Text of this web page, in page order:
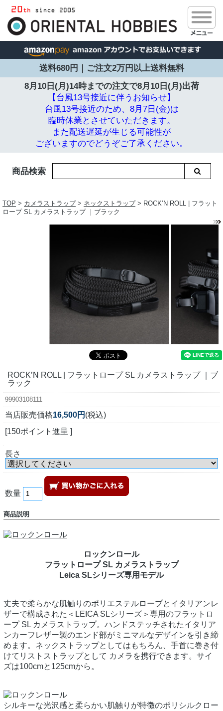
送料680円｜ご注文2万円以上送料無料
8月10日(月)14時までの注文で8月10日(月)出荷
【台風13号接近に伴うお知らせ】
台風13号接近のため、8月7日(金)は
臨時休業とさせていただきます。
また配送遅延が生じる可能性が
ございますのでどうぞご了承ください。
商品検索
TOP > カメラストラップ> ネックストラップ> ROCK’N ROLL | フラット
ロープ SL カメラストラップ ｜ブラック
ROCK’N ROLL | フラットロープ SL カメラストラップ ｜ブ
ラック
99903108111
当店販売価格16,500円 (税込)
[150ポイント進呈 ]
長さ
数量
商品説明
ロックンロール
フラットロープ SL カメラストラップ
Leica SLシリーズ専用モデル
丈夫で柔らかな肌触りのポリエステルロープとイタリアンレ
ザーで構成された＜LEICA SLシリーズ＞専用のフラットロ
ープ SL カメラストラップ。ハンドステッチされたイタリア
ンカーフレザー製のエンド部がミニマルなデザインを引き締
めます。ネックストラップとしてはもちろん、手首に巻き付
けてリストストラップとして カメラを携行できます。サイ
ズは100cmと125cmから。
シルキーな光沢感と柔らかい肌触りが特徴のポリシルクロー